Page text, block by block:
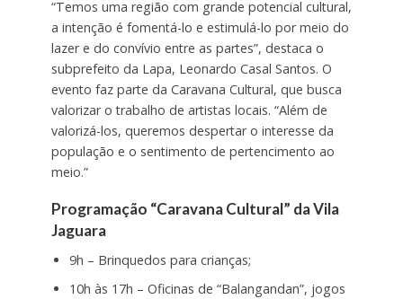
“Temos uma região com grande potencial cultural,
a intenção é fomentá-lo e estimulá-lo por meio do
lazer e do convívio entre as partes”, destaca o
subprefeito da Lapa, Leonardo Casal Santos. O
evento faz parte da Caravana Cultural, que busca
valorizar o trabalho de artistas locais. “Além de
valorizá-los, queremos despertar o interesse da
população e o sentimento de pertencimento ao
meio.”
Programação “Caravana Cultural” da Vila
Jaguara
9h – Brinquedos para crianças;
10h às 17h – Oficinas de “Balangandan”, jogos